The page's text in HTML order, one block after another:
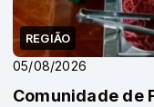
REGIÃO
05/08/2026
Comunidade de